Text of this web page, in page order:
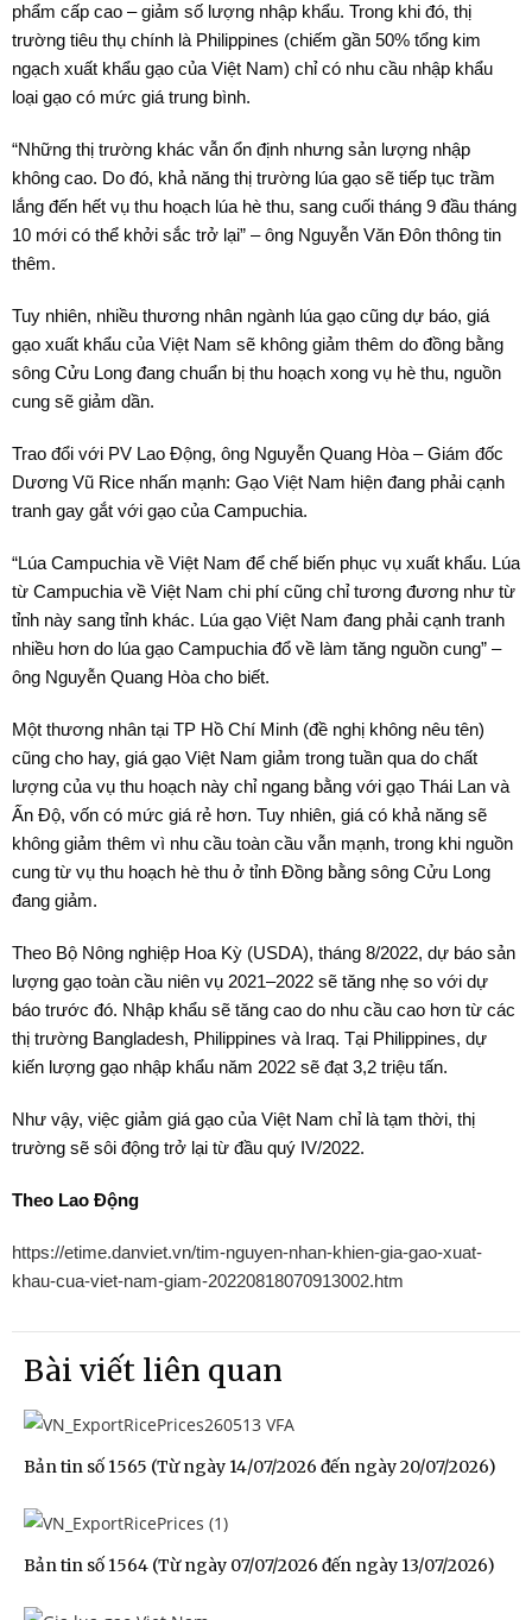
phẩm cấp cao – giảm số lượng nhập khẩu. Trong khi đó, thị
trường tiêu thụ chính là Philippines (chiếm gần 50% tổng kim
ngạch xuất khẩu gạo của Việt Nam) chỉ có nhu cầu nhập khẩu
loại gạo có mức giá trung bình.
“Những thị trường khác vẫn ổn định nhưng sản lượng nhập
không cao. Do đó, khả năng thị trường lúa gạo sẽ tiếp tục trầm
lắng đến hết vụ thu hoạch lúa hè thu, sang cuối tháng 9 đầu tháng
10 mới có thể khởi sắc trở lại” – ông Nguyễn Văn Đôn thông tin
thêm.
Tuy nhiên, nhiều thương nhân ngành lúa gạo cũng dự báo, giá
gạo xuất khẩu của Việt Nam sẽ không giảm thêm do đồng bằng
sông Cửu Long đang chuẩn bị thu hoạch xong vụ hè thu, nguồn
cung sẽ giảm dần.
Trao đổi với PV Lao Động, ông Nguyễn Quang Hòa – Giám đốc
Dương Vũ Rice nhấn mạnh: Gạo Việt Nam hiện đang phải cạnh
tranh gay gắt với gạo của Campuchia.
“Lúa Campuchia về Việt Nam để chế biến phục vụ xuất khẩu. Lúa
từ Campuchia về Việt Nam chi phí cũng chỉ tương đương như từ
tỉnh này sang tỉnh khác. Lúa gạo Việt Nam đang phải cạnh tranh
nhiều hơn do lúa gạo Campuchia đổ về làm tăng nguồn cung” –
ông Nguyễn Quang Hòa cho biết.
Một thương nhân tại TP Hồ Chí Minh (đề nghị không nêu tên)
cũng cho hay, giá gạo Việt Nam giảm trong tuần qua do chất
lượng của vụ thu hoạch này chỉ ngang bằng với gạo Thái Lan và
Ấn Độ, vốn có mức giá rẻ hơn. Tuy nhiên, giá có khả năng sẽ
không giảm thêm vì nhu cầu toàn cầu vẫn mạnh, trong khi nguồn
cung từ vụ thu hoạch hè thu ở tỉnh Đồng bằng sông Cửu Long
đang giảm.
Theo Bộ Nông nghiệp Hoa Kỳ (USDA), tháng 8/2022, dự báo sản
lượng gạo toàn cầu niên vụ 2021–2022 sẽ tăng nhẹ so với dự
báo trước đó. Nhập khẩu sẽ tăng cao do nhu cầu cao hơn từ các
thị trường Bangladesh, Philippines và Iraq. Tại Philippines, dự
kiến lượng gạo nhập khẩu năm 2022 sẽ đạt 3,2 triệu tấn.
Như vậy, việc giảm giá gạo của Việt Nam chỉ là tạm thời, thị
trường sẽ sôi động trở lại từ đầu quý IV/2022.
Theo Lao Động
https://etime.danviet.vn/tim-nguyen-nhan-khien-gia-gao-xuat-
khau-cua-viet-nam-giam-20220818070913002.htm
Bài viết liên quan
Bản tin số 1565 (Từ ngày 14/07/2026 đến ngày 20/07/2026)
Bản tin số 1564 (Từ ngày 07/07/2026 đến ngày 13/07/2026)